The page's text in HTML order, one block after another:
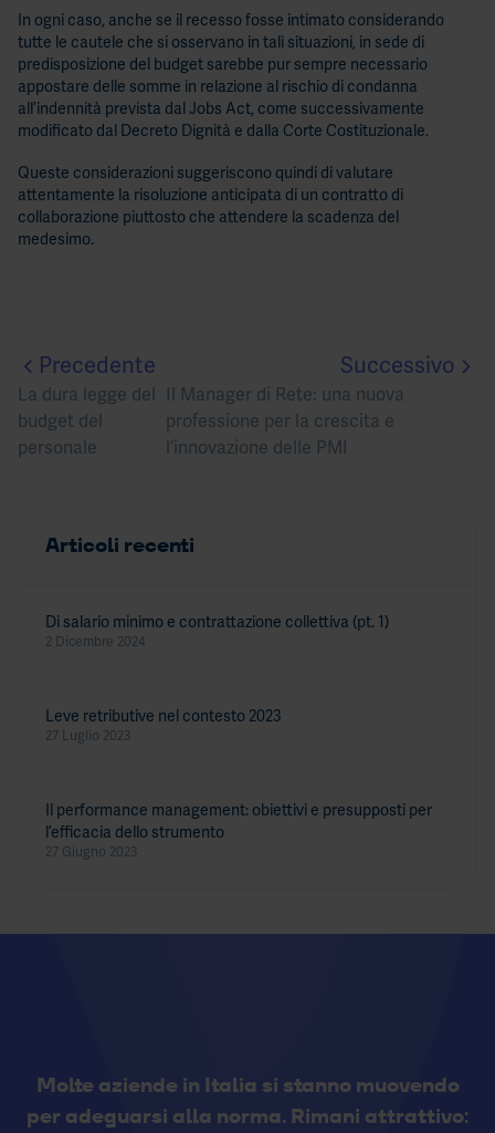
In ogni caso, anche se il recesso fosse intimato considerando
tutte le cautele che si osservano in tali situazioni, in sede di
predisposizione del budget sarebbe pur sempre necessario
appostare delle somme in relazione al rischio di condanna
all’indennità prevista dal Jobs Act, come successivamente
modificato dal Decreto Dignità e dalla Corte Costituzionale.
Queste considerazioni suggeriscono quindi di valutare
attentamente la risoluzione anticipata di un contratto di
collaborazione piuttosto che attendere la scadenza del
medesimo.
Precedente
La dura legge del
budget del
personale
Successivo
Il Manager di Rete: una nuova
professione per la crescita e
l’innovazione delle PMI
Articoli recenti
Di salario minimo e contrattazione collettiva (pt. 1)
2 Dicembre 2024
Leve retributive nel contesto 2023
27 Luglio 2023
Il performance management: obiettivi e presupposti per
l’efficacia dello strumento
27 Giugno 2023
Molte aziende in Italia si stanno muovendo
per adeguarsi alla norma. Rimani attrattivo: